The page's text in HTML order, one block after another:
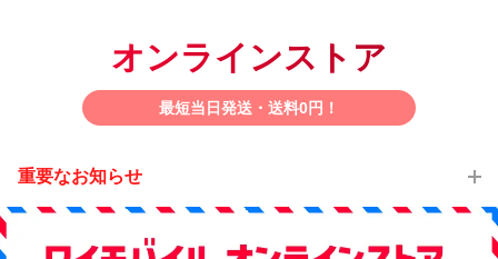
オンラインストア
最短当日発送・送料0円！
重要なお知らせ
のお届けに遅れが生じております。